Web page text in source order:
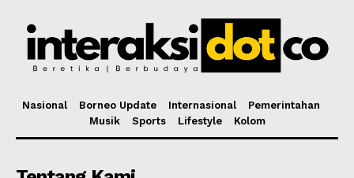
Nasional Borneo Update Internasional
Pemerintahan
Musik
Sports Lifestyle Kolom